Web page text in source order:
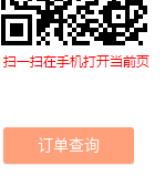
订单查询